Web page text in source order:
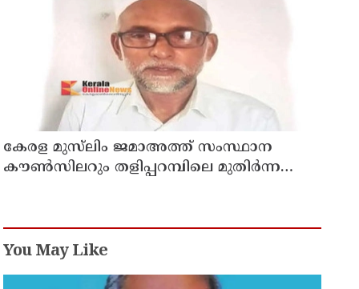
ശരീരത്തോട് അനാദരവ് കാണിച്ചതായി
കേരള മുസ്‌ലിം ജമാഅത്ത് സംസ്ഥാന
കൗൺസിലറും തളിപ്പറമ്പിലെ മുതിർന്ന
You May Like